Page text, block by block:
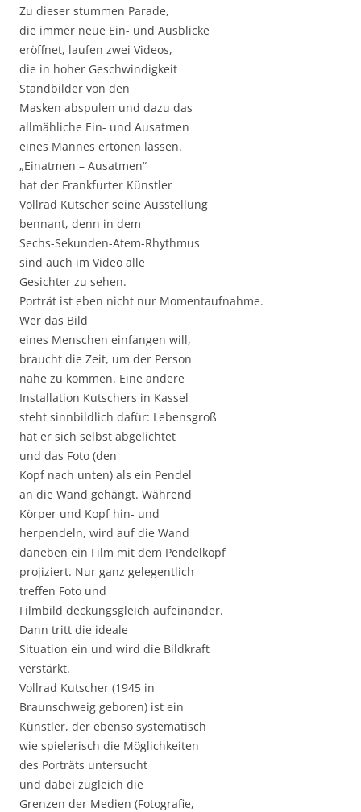
Zu dieser stummen Parade,
die immer neue Ein- und Ausblicke
eröffnet, laufen zwei Videos,
die in hoher Geschwindigkeit
Standbilder von den
Masken abspulen und dazu das
allmähliche Ein- und Ausatmen
eines Mannes ertönen lassen.
„Einatmen – Ausatmen“
hat der Frankfurter Künstler
Vollrad Kutscher seine Ausstellung
bennant, denn in dem
Sechs-Sekunden-Atem-Rhythmus
sind auch im Video alle
Gesichter zu sehen.
Porträt ist eben nicht nur Momentaufnahme.
Wer das Bild
eines Menschen einfangen will,
braucht die Zeit, um der Person
nahe zu kommen. Eine andere
Installation Kutschers in Kassel
steht sinnbildlich dafür: Lebensgroß
hat er sich selbst abgelichtet
und das Foto (den
Kopf nach unten) als ein Pendel
an die Wand gehängt. Während
Körper und Kopf hin- und
herpendeln, wird auf die Wand
daneben ein Film mit dem Pendelkopf
projiziert. Nur ganz gelegentlich
treffen Foto und
Filmbild deckungsgleich aufeinander.
Dann tritt die ideale
Situation ein und wird die Bildkraft
verstärkt.
Vollrad Kutscher (1945 in
Braunschweig geboren) ist ein
Künstler, der ebenso systematisch
wie spielerisch die Möglichkeiten
des Porträts untersucht
und dabei zugleich die
Grenzen der Medien (Fotografie,